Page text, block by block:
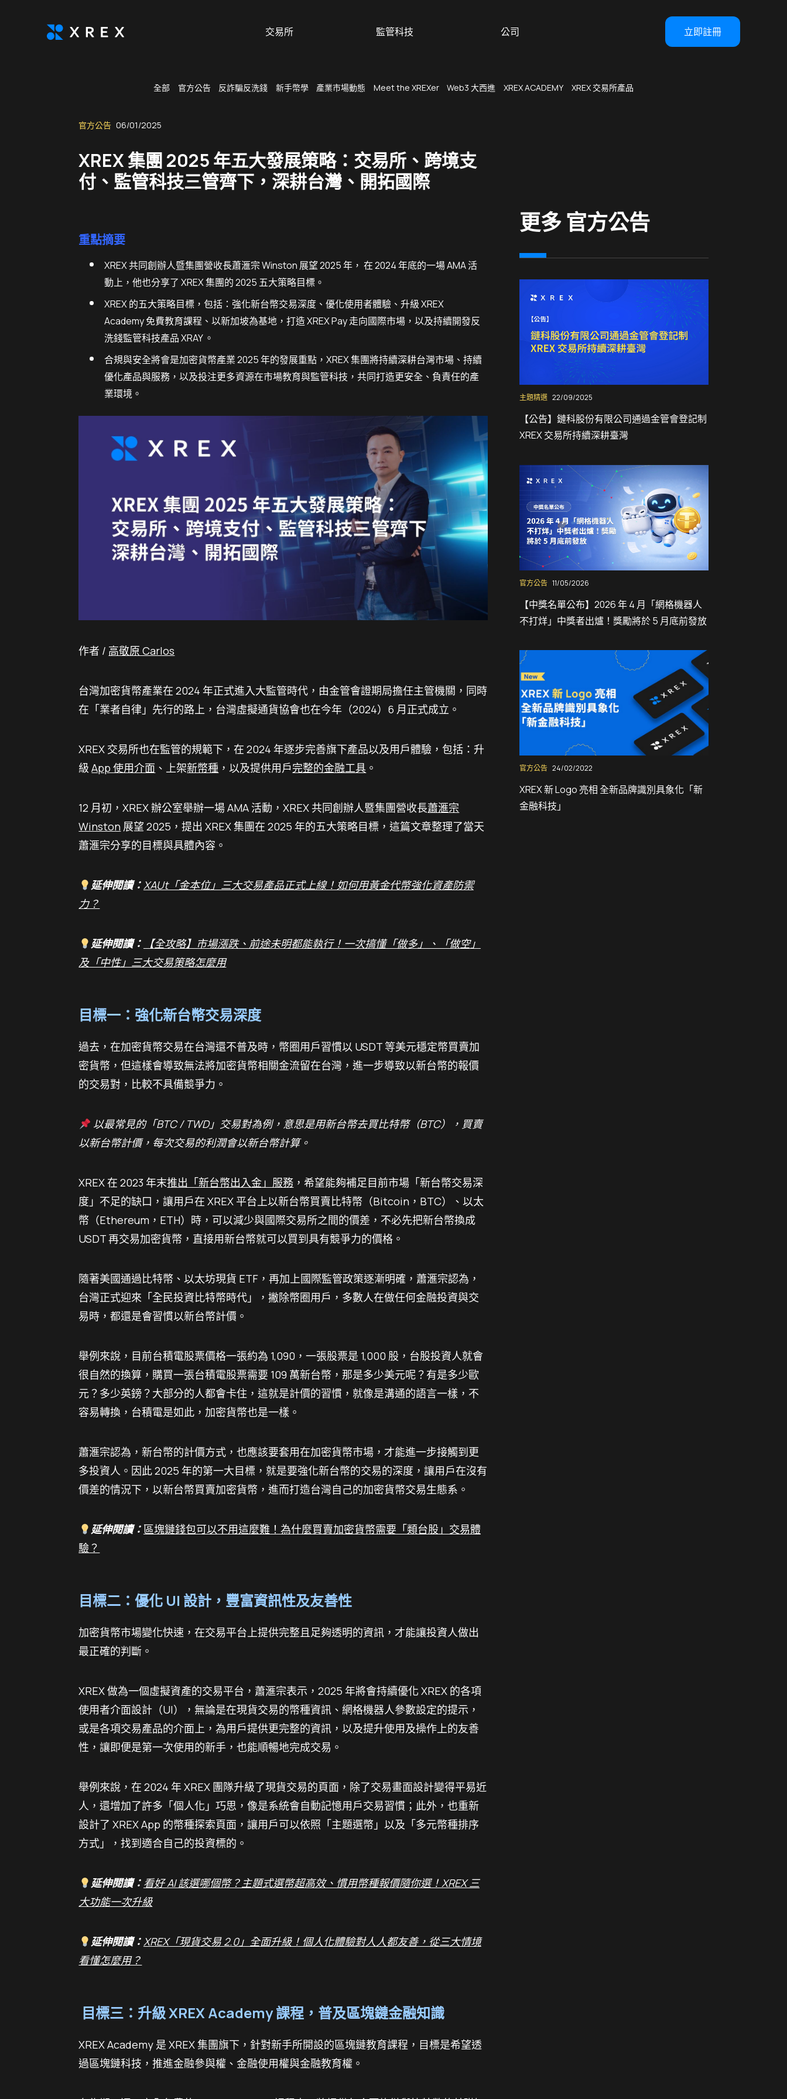
交易所 監管科技 公司 立即註冊
全部 官方公告 反詐騙反洗錢 新手幣學 產業市場動態 Meet the XREXer Web3 大西進 XREX ACADEMY XREX 交易所產品
官方公告 06/01/2025
XREX 集團 2025 年五大發展策略：交易所、跨境支
付、監管科技三管齊下，深耕台灣、開拓國際
重點摘要
XREX 共同創辦人暨集團營收長蕭滙宗 Winston 展望 2025 年， 在 2024 年底的一場 AMA 活
動上，他也分享了 XREX 集團的 2025 五大策略目標。
XREX 的五大策略目標，包括：強化新台幣交易深度、優化使用者體驗、升級 XREX
Academy 免費教育課程、以新加坡為基地，打造 XREX Pay 走向國際市場，以及持續開發反
洗錢監管科技產品 XRAY 。
合規與安全將會是加密貨幣產業 2025 年的發展重點，XREX 集團將持續深耕台灣市場、持續
優化產品與服務，以及投注更多資源在市場教育與監管科技，共同打造更安全、負責任的產
業環境。
作者 / 高敬原 Carlos
台灣加密貨幣產業在 2024 年正式進入大監管時代，由金管會證期局擔任主管機關，同時
在「業者自律」先行的路上，台灣虛擬通貨協會也在今年（2024）6 月正式成立。
XREX 交易所也在監管的規範下，在 2024 年逐步完善旗下產品以及用戶體驗，包括：升
級App 使用介面 、上架新幣種 ，以及提供用戶完整的金融工具 。
12 月初，XREX 辦公室舉辦一場 AMA 活動，XREX 共同創辦人暨集團營收長蕭滙宗
Winston 展望 2025，提出 XREX 集團在 2025 年的五大策略目標，這篇文章整理了當天
蕭滙宗分享的目標與具體內容。
延伸閱讀：XAUt「金本位」三大交易產品正式上線！如何用黃金代幣強化資產防禦
力？
延伸閱讀：
【全攻略】市場漲跌、前途未明都能執行！一次搞懂「做多」、「做空」
及「中性」三大交易策略怎麼用
目標一：強化新台幣交易深度
過去，在加密貨幣交易在台灣還不普及時，幣圈用戶習慣以 USDT 等美元穩定幣買賣加
密貨幣，但這樣會導致無法將加密貨幣相關金流留在台灣，進一步導致以新台幣的報價
的交易對，比較不具備競爭力。
以最常見的「BTC / TWD」交易對為例，意思是用新台幣去買比特幣（BTC），買賣
以新台幣計價，每次交易的利潤會以新台幣計算。
XREX 在 2023 年末推出「新台幣出入金」服務 ，希望能夠補足目前市場「新台幣交易深
度」不足的缺口，讓用戶在 XREX 平台上以新台幣買賣比特幣（Bitcoin，BTC）、以太
幣（Ethereum，ETH）時，可以減少與國際交易所之間的價差，不必先把新台幣換成
USDT 再交易加密貨幣，直接用新台幣就可以買到具有競爭力的價格。
隨著美國通過比特幣、以太坊現貨 ETF，再加上國際監管政策逐漸明確，蕭滙宗認為，
台灣正式迎來「全民投資比特幣時代」，撇除幣圈用戶，多數人在做任何金融投資與交
易時，都還是會習慣以新台幣計價。
舉例來說，目前台積電股票價格一張約為 1,090，一張股票是 1,000 股，台股投資人就會
很自然的換算，購買一張台積電股票需要 109 萬新台幣，那是多少美元呢？有是多少歐
元？多少英鎊？大部分的人都會卡住，這就是計價的習慣，就像是溝通的語言一樣，不
容易轉換，台積電是如此，加密貨幣也是一樣。
蕭滙宗認為，新台幣的計價方式，也應該要套用在加密貨幣市場，才能進一步接觸到更
多投資人。因此 2025 年的第一大目標，就是要強化新台幣的交易的深度，讓用戶在沒有
價差的情況下，以新台幣買賣加密貨幣，進而打造台灣自己的加密貨幣交易生態系。
延伸閱讀： 區塊鏈錢包可以不用這麼難！為什麼買賣加密貨幣需要「類台股」交易體
驗？
目標二：優化 UI 設計，豐富資訊性及友善性
加密貨幣市場變化快速，在交易平台上提供完整且足夠透明的資訊，才能讓投資人做出
最正確的判斷。
XREX 做為一個虛擬資產的交易平台，蕭滙宗表示，2025 年將會持續優化 XREX 的各項
使用者介面設計（UI），無論是在現貨交易的幣種資訊、網格機器人參數設定的提示，
或是各項交易產品的介面上，為用戶提供更完整的資訊，以及提升使用及操作上的友善
性，讓即便是第一次使用的新手，也能順暢地完成交易。
舉例來說，在 2024 年 XREX 團隊升級了現貨交易的頁面，除了交易畫面設計變得平易近
人，還增加了許多「個人化」巧思，像是系統會自動記憶用戶交易習慣；此外，也重新
設計了 XREX App 的幣種探索頁面，讓用戶可以依照「主題選幣」以及「多元幣種排序
方式」，找到適合自己的投資標的。
延伸閱讀： 看好 AI 該選哪個幣？主題式選幣超高效、慣用幣種報價隨你選！XREX 三
大功能一次升級
延伸閱讀：XREX「現貨交易 2.0」全面升級！個人化體驗對人人都友善，從三大情境
看懂怎麼用？
目標三：升級 XREX Academy 課程，普及區塊鏈金融知識
XREX Academy 是 XREX 集團旗下，針對新手所開設的區塊鏈教育課程，目標是希望透
過區塊鏈科技，推進金融參與權、金融使用權與金融教育權。
更多 官方公告
主題精選 22/09/2025
【公告】鏈科股份有限公司通過金管會登記制
XREX 交易所持續深耕臺灣
官方公告 11/05/2026
【中獎名單公布】2026 年 4 月「網格機器人
不打烊」中獎者出爐！獎勵將於 5 月底前發放
官方公告 24/02/2022
XREX 新 Logo 亮相 全新品牌識別具象化「新
金融科技」